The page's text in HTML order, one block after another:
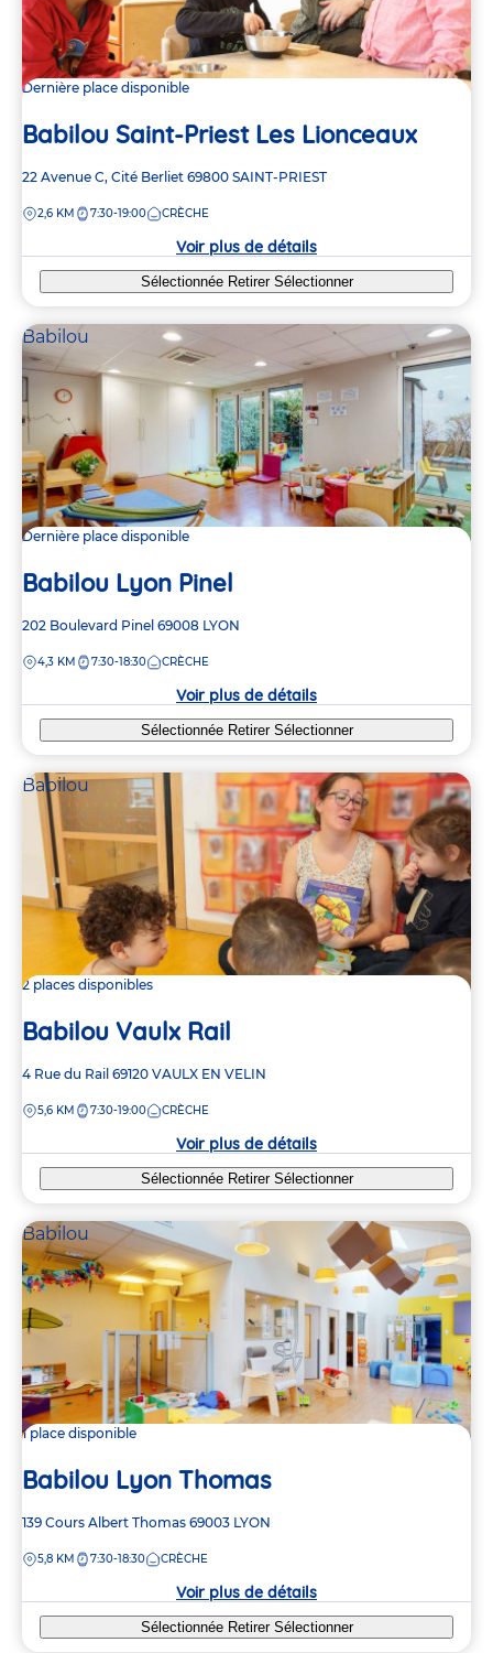
Dernière place disponible
Babilou Saint-Priest Les Lionceaux
Adresse
la
22 Avenue C, Cité Berliet 69800 SAINT-PRIEST
DISTANCE
2,6 KM 7:30-19:00 CRÈCHE
Voir plus de détails
Sélectionnée Retirer Sélectionner
Babilou
Dernière place disponible
Babilou Lyon Pinel
Adresse
la
202 Boulevard Pinel 69008 LYON
DISTANCE
4,3 KM 7:30-18:30 CRÈCHE
Voir plus de détails
Sélectionnée Retirer Sélectionner
Babilou
2 places disponibles
Babilou Vaulx Rail
Adresse
la
4 Rue du Rail 69120 VAULX EN VELIN
DISTANCE
5,6 KM 7:30-19:00 CRÈCHE
Voir plus de détails
Sélectionnée Retirer Sélectionner
Babilou
1 place disponible
Babilou Lyon Thomas
Adresse
la
139 Cours Albert Thomas 69003 LYON
DISTANCE
5,8 KM 7:30-18:30 CRÈCHE
Voir plus de détails
Sélectionnée Retirer Sélectionner